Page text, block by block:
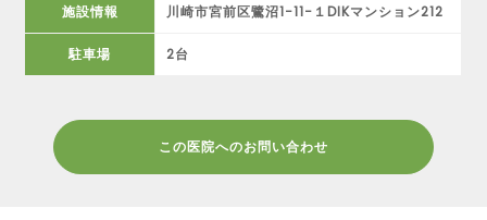
施設情報 川崎市宮前区鷺沼1−11−１DIKマンション212
駐車場 2台
この医院へのお問い合わせ